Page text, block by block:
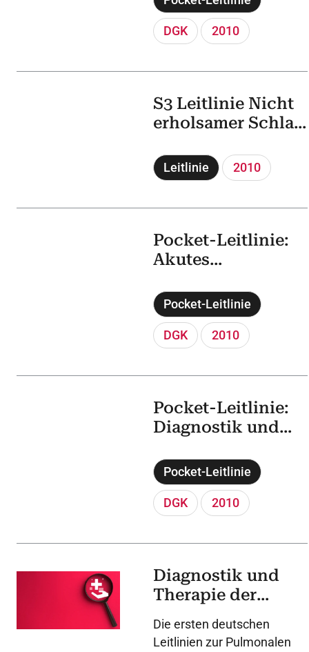
DGK 2010
Leitlinie 2010
S3 Leitlinie Nicht
erholsamer Schlaf
Pocket-Leitlinie
DGK 2010
Pocket-Leitlinie:
Akutes
mit persistierender
ST-
Streckenhebung
Pocket-Leitlinie
DGK 2010
Pocket-Leitlinie:
Diagnostik und
pulmonalen
Hypertonie
Diagnostik und
Therapie der
pulmonalen
Hypertonie
Die ersten deutschen
Leitlinien zur Pulmonalen